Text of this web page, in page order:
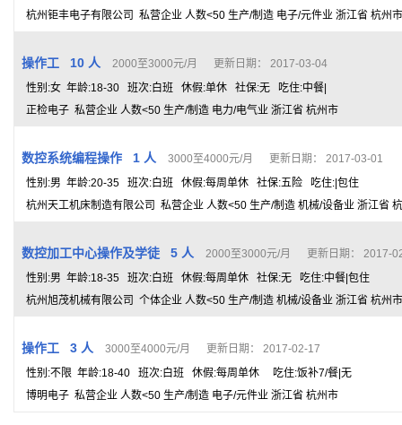
杭州钜丰电子有限公司 私营企业 人数<50 生产/制造 电子/元件业 浙江省 杭州市
操作工 10 人
2000至3000元/月 更新日期： 2017-03-04
性别:女 年龄:18-30 班次:白班 休假:单休 社保:无 吃住:中餐|
正检电子 私营企业 人数<50 生产/制造 电力/电气业 浙江省 杭州市
数控系统编程操作 1 人
3000至4000元/月 更新日期： 2017-03-01
性别:男 年龄:20-35 班次:白班 休假:每周单休 社保:五险 吃住:|包住
杭州天工机床制造有限公司 私营企业 人数<50 生产/制造 机械/设备业 浙江省
数控加工中心操作及学徒 5 人
2000至3000元/月 更新日期： 2017-
性别:男 年龄:18-35 班次:白班 休假:每周单休 社保:无 吃住:中餐|包住
杭州旭茂机械有限公司 个体企业 人数<50 生产/制造 机械/设备业 浙江省 杭州市
操作工 3 人
3000至4000元/月 更新日期： 2017-02-17
性别:不限 年龄:18-40 班次:白班 休假:每周单休 吃住:饭补7/餐|无
博明电子 私营企业 人数<50 生产/制造 电子/元件业 浙江省 杭州市